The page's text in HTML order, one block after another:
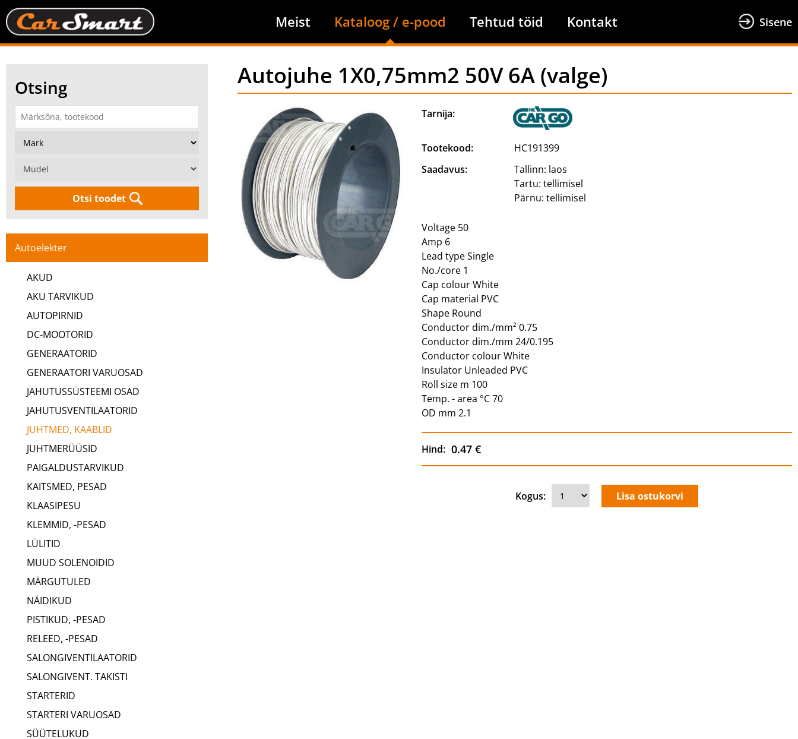
Meist Kataloog / e-pood Tehtud töid Kontakt Sisene
Otsing
Otsi toodet
Autoelekter
AKUD
AKU TARVIKUD
AUTOPIRNID
DC-MOOTORID
GENERAATORID
GENERAATORI VARUOSAD
JAHUTUSSÜSTEEMI OSAD
JAHUTUSVENTILAATORID
JUHTMED, KAABLID
JUHTMERÜÜSID
PAIGALDUSTARVIKUD
KAITSMED, PESAD
KLAASIPESU
KLEMMID, -PESAD
LÜLITID
MUUD SOLENOIDID
MÄRGUTULED
NÄIDIKUD
PISTIKUD, -PESAD
RELEED, -PESAD
SALONGIVENTILAATORID
SALONGIVENT. TAKISTI
STARTERID
STARTERI VARUOSAD
SÜÜTELUKUD
Autojuhe 1X0,75mm2 50V 6A (valge)
Tarnija:
Tootekood:
HC191399
Saadavus:
Tallinn: laos
Tartu:tellimisel
Pärnu:tellimisel
Voltage 50
Amp 6
Lead type Single
No./core 1
Cap colour White
Cap material PVC
Shape Round
Conductor dim./mm² 0.75
Conductor dim./mm 24/0.195
Conductor colour White
Insulator Unleaded PVC
Roll size m 100
Temp. - area °C 70
OD mm 2.1
Hind: 0.47 €
Kogus: